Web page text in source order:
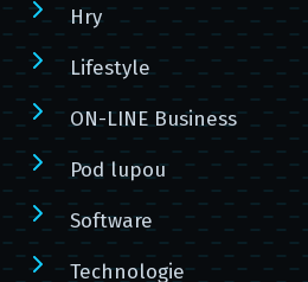
Hry
Lifestyle
ON-LINE Business
Pod lupou
Software
Technologie